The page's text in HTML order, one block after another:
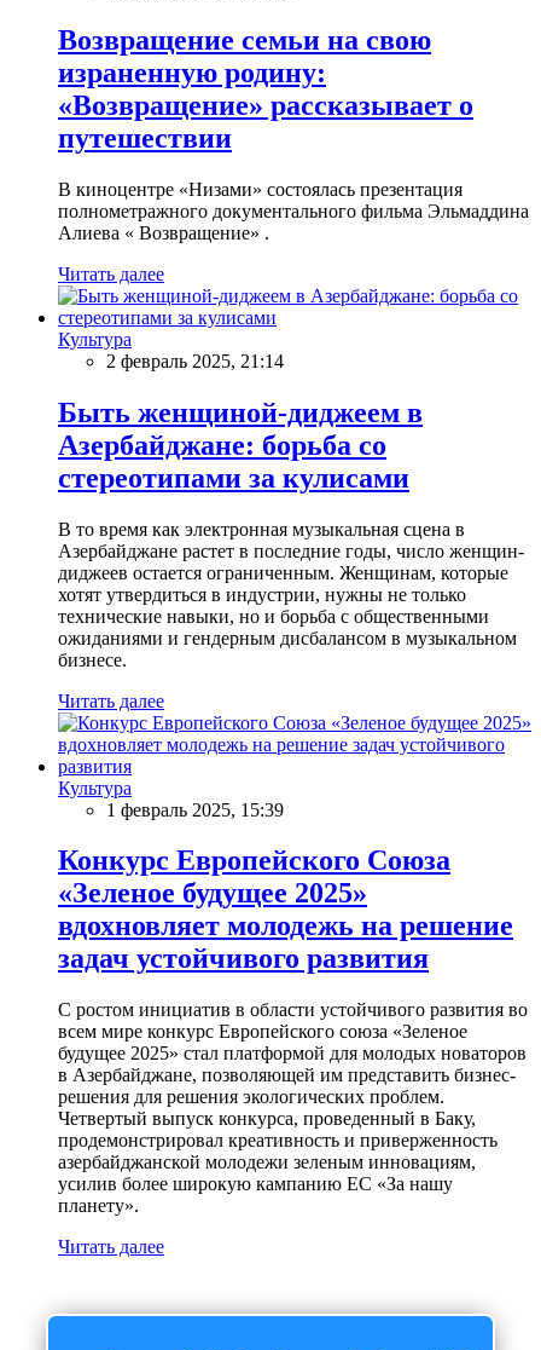
Возвращение семьи на свою
израненную родину:
«Возвращение» рассказывает о
путешествии
В киноцентре «Низами» состоялась презентация
полнометражного документального фильма Эльмаддина
Алиева « Возвращение» .
Читать далее
Культура
2 февраль 2025, 21:14
Быть женщиной-диджеем в
Азербайджане: борьба со
стереотипами за кулисами
В то время как электронная музыкальная сцена в
Азербайджане растет в последние годы, число женщин-
диджеев остается ограниченным. Женщинам, которые
хотят утвердиться в индустрии, нужны не только
технические навыки, но и борьба с общественными
ожиданиями и гендерным дисбалансом в музыкальном
бизнесе.
Читать далее
Культура
1 февраль 2025, 15:39
Конкурс Европейского Союза
«Зеленое будущее 2025»
вдохновляет молодежь на решение
задач устойчивого развития
С ростом инициатив в области устойчивого развития во
всем мире конкурс Европейского союза «Зеленое
будущее 2025» стал платформой для молодых новаторов
в Азербайджане, позволяющей им представить бизнес-
решения для решения экологических проблем.
Четвертый выпуск конкурса, проведенный в Баку,
продемонстрировал креативность и приверженность
азербайджанской молодежи зеленым инновациям,
усилив более широкую кампанию ЕС «За нашу
планету».
Читать далее